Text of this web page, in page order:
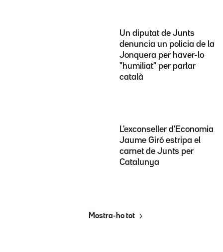
Un diputat de Junts
denuncia un policia de la
Jonquera per haver-lo
"humiliat" per parlar
català
L'exconseller d'Economia
Jaume Giró estripa el
carnet de Junts per
Catalunya
Mostra-ho tot